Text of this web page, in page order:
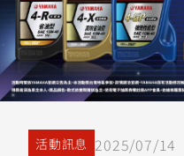
YZF-R9
550+
550+
MT-
09
Y-
AMT
TMAX
550+
251~549
CYGNUS
XR
150
CYGNUS
我的愛車
活動訊息 2025/07/14